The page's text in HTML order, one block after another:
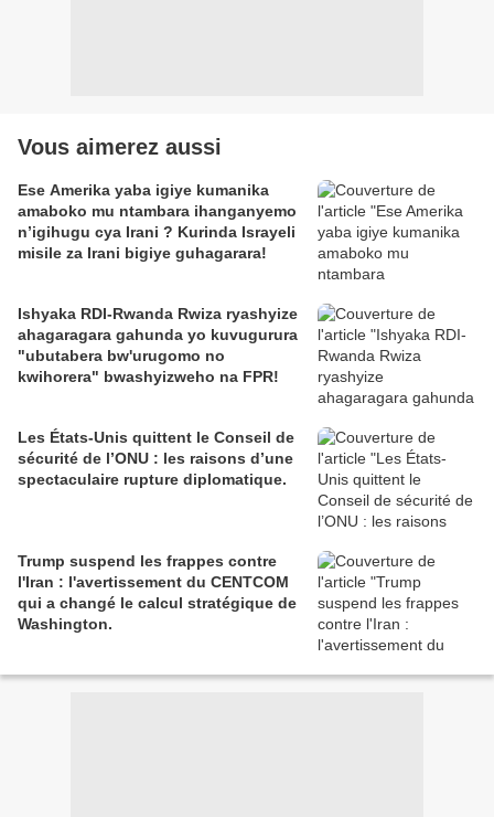
Vous aimerez aussi
Ese Amerika yaba igiye kumanika
amaboko mu ntambara ihanganyemo
n’igihugu cya Irani ? Kurinda Israyeli
misile za Irani bigiye guhagarara!
Ishyaka RDI-Rwanda Rwiza ryashyize
ahagaragara gahunda yo kuvugurura
"ubutabera bw'urugomo no
kwihorera" bwashyizweho na FPR!
Les États-Unis quittent le Conseil de
sécurité de l’ONU : les raisons d’une
spectaculaire rupture diplomatique.
Trump suspend les frappes contre
l'Iran : l'avertissement du CENTCOM
qui a changé le calcul stratégique de
Washington.